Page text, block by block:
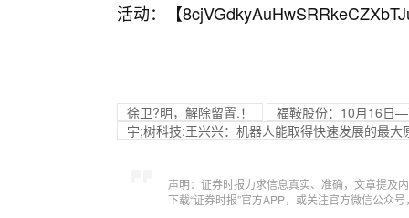
活动：【
徐卫?明，解除留置.！
福鞍股份：10月16日
宇;树科技:王兴兴：机器人能取得快速发展的最
声明：证券时报力求信息真实、准确，文章提及
下载“证券时报”官方APP，或关注官方微信公众